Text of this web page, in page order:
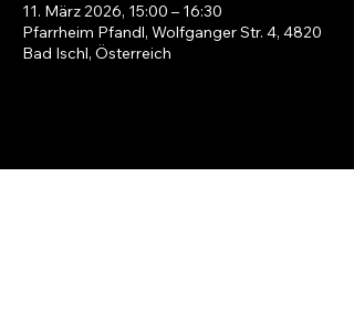
11. März 2026, 15:00 – 16:30
Pfarrheim Pfandl, Wolfganger Str. 4, 4820
Bad Ischl, Österreich